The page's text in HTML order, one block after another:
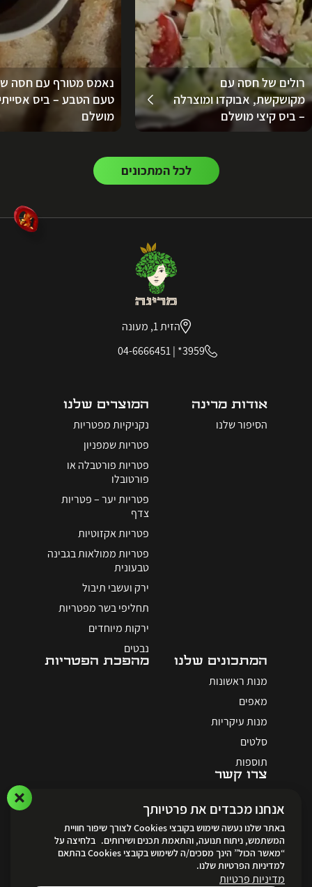
רולים של חסה עם
מקושקשת, אבוקדו ומוצרלה
– ביס קיצי מושלם
נאמס מטורף עם חסה
טעם הטבע – ביס
מושלם
לכל המתכונים
הזית 1, מעונה
3959*
|
04-6666451
אודות מרינה
הסיפור שלנו
המוצרים שלנו
נקניקיות מפטריות
פטריות שמפניון
פטריות פורטבלה או
פורטובלו
פטריות יער – פטריות
צדף
פטריות אקזוטיות
פטריות ממולאות בגבינה
טבעונית
ירק ועשבי תיבול
תחליפי בשר מפטריות
ירקות מיוחדים
נבטים
המתכונים שלנו
מנות ראשונות
מאפים
מנות עיקריות
סלטים
תוספות
מהפכת הפטריות
צרו קשר
לאתר ההזמנות
אנחנו מכבדים את פרטיותך
באתר שלנו נעשה שימוש בקובצי Cookies לצורך שיפור חוויית
המשתמש, ניתוח תנועה, והתאמת תכנים ושירותים. בלחיצה על
“מאשר הכול” הינך מסכים/ה לשימוש בקובצי Cookies בהתאם
למדיניות הפרטיות שלנו.
מדיניות פרטיות